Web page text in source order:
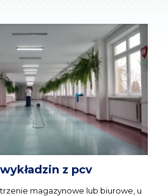
z pcv
magazynowe lub biurowe, u